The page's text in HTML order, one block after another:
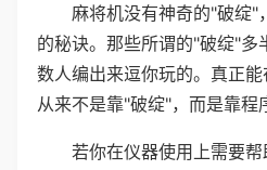
麻将机没有神奇的"破绽"
的秘诀。那些所谓的"破绽"多
数人编出来逗你玩的。真正
从来不是靠"破绽"，而是靠程
若你在仪器使用上需要